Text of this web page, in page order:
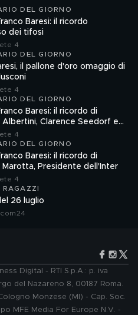
DEL GIORNO
Baresi: il ricordo
dei tifosi
4
DEL GIORNO
il pallone d'oro omaggio di
4
DEL GIORNO
Baresi: il ricordo di
Albertini, Clarence Seedorf e
4
DEL GIORNO
Baresi: il ricordo di
Marotta, Presidente dell'Inter
4
RAGAZZI
26 luglio
Digital - RTI S.p.A.: p. iva
del Nazareno 8, 00187 Roma.
Monzese (MI) - Cap. Soc.
MFE Media For Europe N.V. -